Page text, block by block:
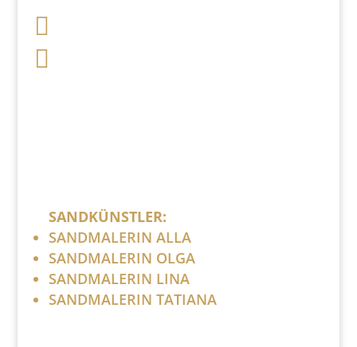


SANDKÜNSTLER:
SANDMALERIN ALLA
SANDMALERIN OLGA
SANDMALERIN LINA
SANDMALERIN TATIANA